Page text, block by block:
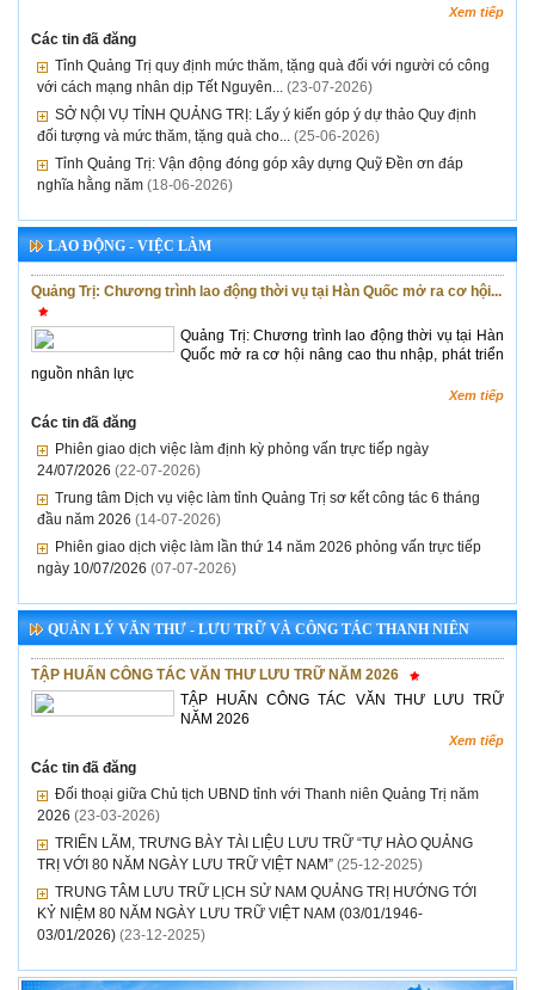
Xem tiếp
Các tin đã đăng
Tỉnh Quảng Trị quy định mức thăm, tặng quà đối với người có công
với cách mạng nhân dịp Tết Nguyên... (23-07-2026)
SỞ NỘI VỤ TỈNH QUẢNG TRỊ: Lấy ý kiến góp ý dự thảo Quy định
đối tượng và mức thăm, tặng quà cho... (25-06-2026)
Tỉnh Quảng Trị: Vận động đóng góp xây dựng Quỹ Đền ơn đáp
nghĩa hằng năm (18-06-2026)
LAO ĐỘNG - VIỆC LÀM
Quảng Trị: Chương trình lao động thời vụ tại Hàn Quốc mở ra cơ hội...
Quảng Trị: Chương trình lao động thời vụ tại Hàn
Quốc mở ra cơ hội nâng cao thu nhập, phát triển
nguồn nhân lực
Xem tiếp
Các tin đã đăng
Phiên giao dịch việc làm định kỳ phỏng vấn trực tiếp ngày
24/07/2026 (22-07-2026)
Trung tâm Dịch vụ việc làm tỉnh Quảng Trị sơ kết công tác 6 tháng
đầu năm 2026 (14-07-2026)
Phiên giao dịch việc làm lần thứ 14 năm 2026 phỏng vấn trực tiếp
ngày 10/07/2026 (07-07-2026)
QUẢN LÝ VĂN THƯ - LƯU TRỮ VÀ CÔNG TÁC THANH NIÊN
TẬP HUẤN CÔNG TÁC VĂN THƯ LƯU TRỮ NĂM 2026
TẬP HUẤN CÔNG TÁC VĂN THƯ LƯU TRỮ
NĂM 2026
Xem tiếp
Các tin đã đăng
Đối thoại giữa Chủ tịch UBND tỉnh với Thanh niên Quảng Trị năm
2026 (23-03-2026)
TRIỂN LÃM, TRƯNG BÀY TÀI LIỆU LƯU TRỮ “TỰ HÀO QUẢNG
TRỊ VỚI 80 NĂM NGÀY LƯU TRỮ VIỆT NAM” (25-12-2025)
TRUNG TÂM LƯU TRỮ LỊCH SỬ NAM QUẢNG TRỊ HƯỚNG TỚI
KỶ NIỆM 80 NĂM NGÀY LƯU TRỮ VIỆT NAM (03/01/1946-
03/01/2026) (23-12-2025)